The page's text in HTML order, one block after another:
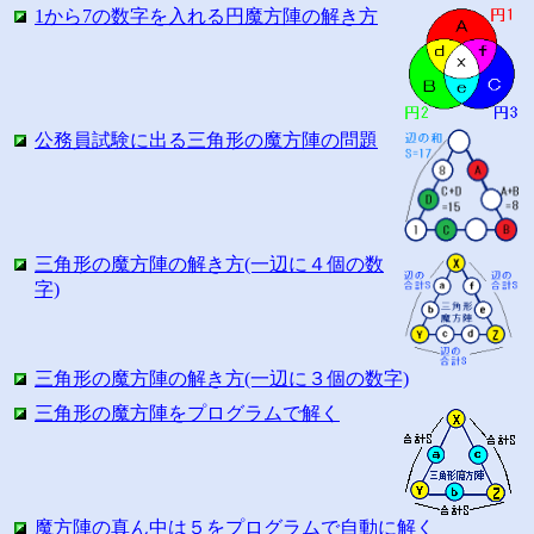
1から7の数字を入れる円魔方陣の解き方
公務員試験に出る三角形の魔方陣の問題
三角形の魔方陣の解き方(一辺に４個の数
字)
三角形の魔方陣の解き方(一辺に３個の数字)
三角形の魔方陣をプログラムで解く
魔方陣の真ん中は５をプログラムで自動に解く